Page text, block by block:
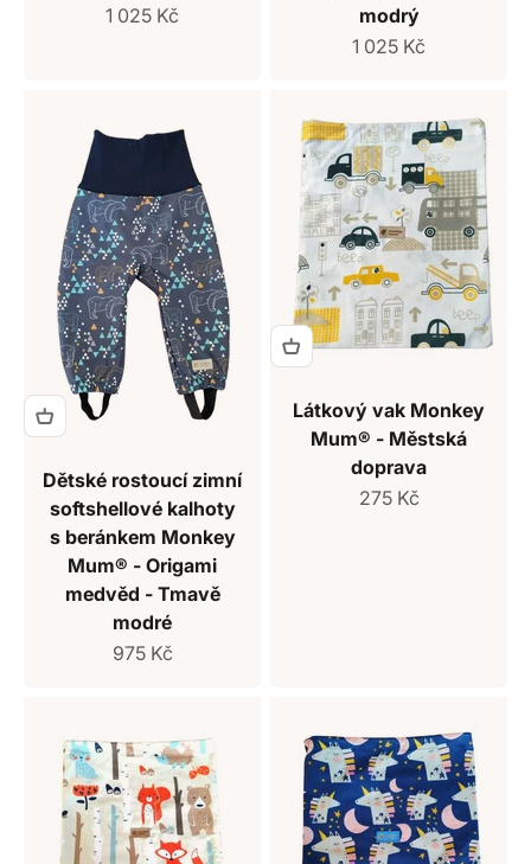
Prodejní cena
1 025 Kč
modrý
Prodejní cena
1 025 Kč
Dětské rostoucí zimní
softshellové kalhoty
s beránkem Monkey
Mum® - Origami
medvěd - Tmavě
modré
Prodejní cena
975 Kč
Látkový vak Monkey
Mum® - Městská
doprava
Prodejní cena
275 Kč